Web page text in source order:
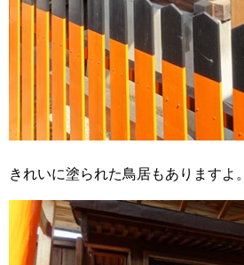
きれいに塗られた鳥居もありますよ。